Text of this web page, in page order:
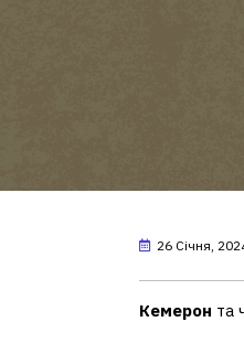
26 Січня,
Кемерон та